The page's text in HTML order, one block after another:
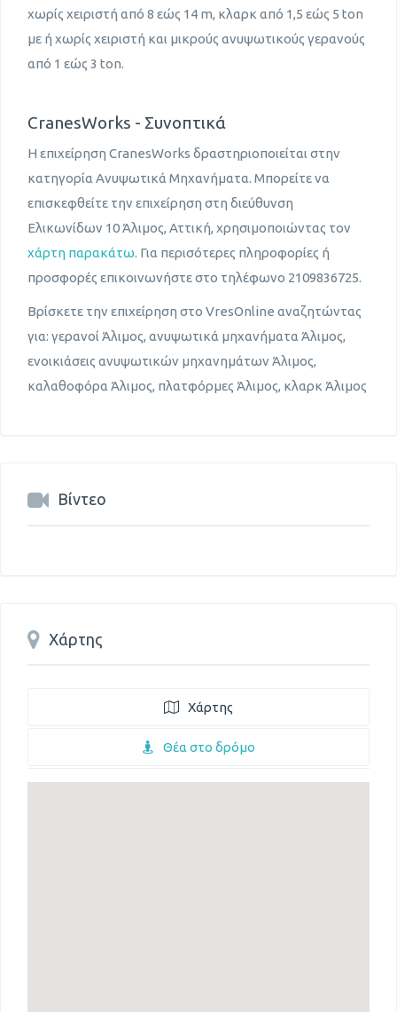
χωρίς χειριστή από 8 εώς 14 m, κλαρκ από 1,5 εώς 5 ton
με ή χωρίς χειριστή και μικρούς ανυψωτικούς γερανούς
από 1 εώς 3 ton.
CranesWorks - Συνοπτικά
Η επιχείρηση CranesWorks δραστηριοποιείται στην
κατηγορία Ανυψωτικά Μηχανήματα. Μπορείτε να
επισκεφθείτε την επιχείρηση στη διεύθυνση
Ελικωνίδων 10 Άλιμος, Αττική, χρησιμοποιώντας τον
χάρτη παρακάτω. Για περισότερες πληροφορίες ή
προσφορές επικοινωνήστε στο τηλέφωνο 2109836725.
Βρίσκετε την επιχείρηση στο VresOnline αναζητώντας
για: γερανοί Άλιμος, ανυψωτικά μηχανήματα Άλιμος,
ενοικιάσεις ανυψωτικών μηχανημάτων Άλιμος,
καλαθοφόρα Άλιμος, πλατφόρμες Άλιμος, κλαρκ Άλιμος
Βίντεο
Χάρτης
Χάρτης
Θέα στο δρόμο